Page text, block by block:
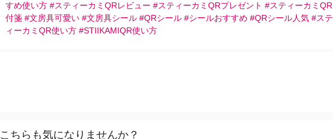
すめ使い方 #スティーカミQRレビュー #スティーカミQRプレゼント #スティーカミQR
付箋 #文房具可愛い #文房具シール #QRシール #シールおすすめ #QRシール人気 #ステ
ィーカミQR使い方 #STIIKAMIQR使い方
こちらも気になりませんか？